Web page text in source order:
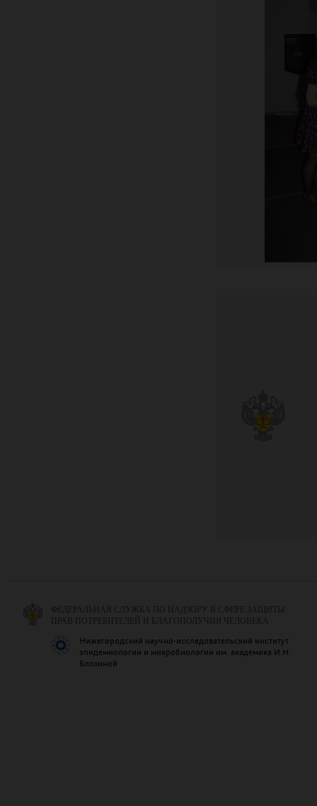
ФЕДЕРАЛЬНАЯ СЛУЖБА ПО НАДЗОРУ В СФЕРЕ ЗАЩИТЫ
ПРАВ ПОТРЕБИТЕЛЕЙ И БЛАГОПОЛУЧИЯ ЧЕЛОВЕКА
Нижегородский научно-исследовательский институт
эпидемиологии и микробиологии им. академика И.Н.
Блохиной